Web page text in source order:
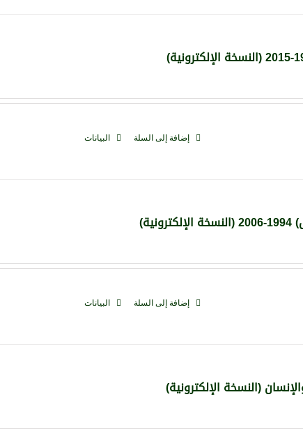
إضافة إلى السلة البيانات
إضافة إلى السلة البيانات
(النسخة الإلكترونية)